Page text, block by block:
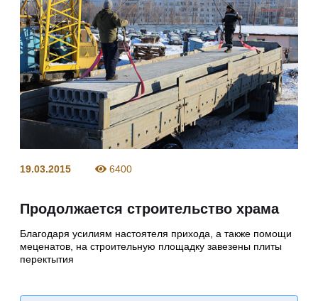
19.03.2015 6400
Продолжается строительство храма
Благодаря усилиям настоятеля прихода, а также помощи
меценатов, на строительную площадку завезены плиты
перектытия